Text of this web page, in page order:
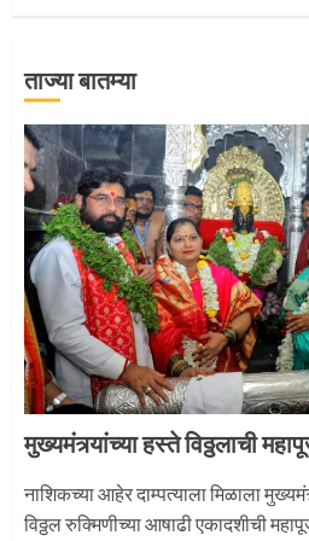
3
माऊलींची
ताज्या बातम्या
मुख्यमंत्र्यांच्या हस्ते विठ्ठलाची
नाशिकच्या आहेर दाम्पत्याला मिळाला
विठ्ठल रुक्मिणीच्या आषाढी एकादशीची